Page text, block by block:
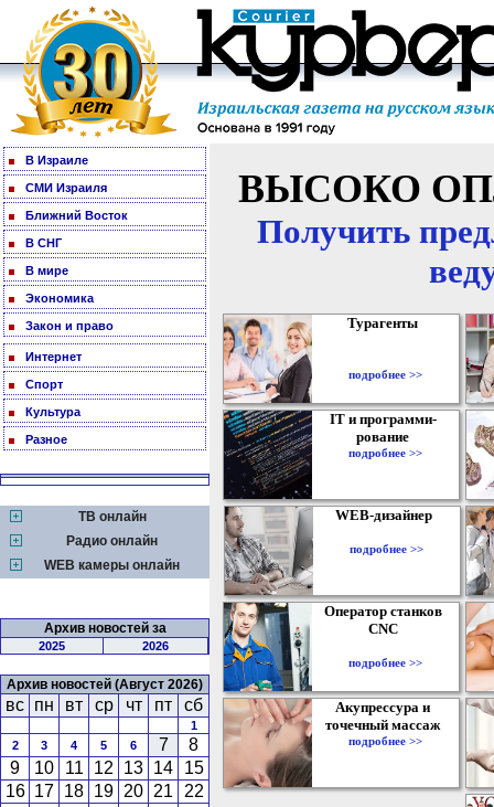
В Израиле
СМИ Израиля
Ближний Восток
В СНГ
В мире
Экономика
Закон и право
Интернет
Спорт
Культура
Разное
ТВ онлайн
Радио онлайн
WEB камеры онлайн
Архив новостей за
2025 2026
Архив новостей (Август 2026)
вс пн вт ср чт пт сб
1
2
3 4 5 6 7
8
9
10 11 12 13 14
15
16 17 18 19 20 21
22
ВЫСОКО
Получить
Турагенты
подробнее >>
IT и программи-
рование
подробнее >>
WEB-дизайнер
подробнее >>
Оператор станков
CNC
подробнее >>
Акупрессура и
точечный массаж
подробнее >>